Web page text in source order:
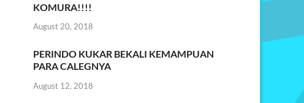
KOMURA!!!!
August 20, 2018
PERINDO KUKAR BEKALI KEMAMPUAN
PARA CALEGNYA
August 12, 2018